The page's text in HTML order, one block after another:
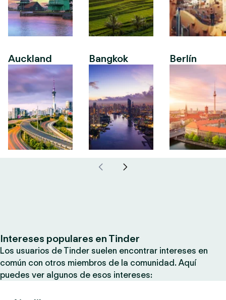
Auckland Bangkok Berlín
Intereses populares en Tinder
Los usuarios de Tinder suelen encontrar intereses en
común con otros miembros de la comunidad. Aquí
puedes ver algunos de esos intereses: